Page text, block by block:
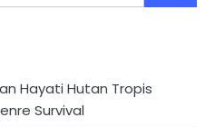
Hayati Hutan Tropis
Survival